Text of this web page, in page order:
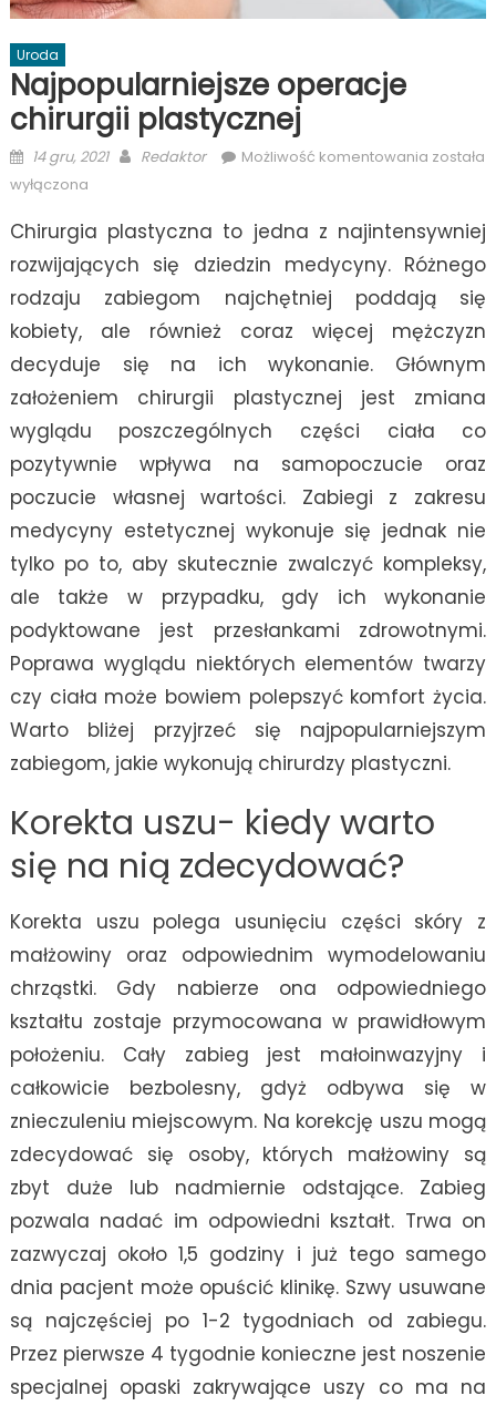
Uroda
Najpopularniejsze operacje
chirurgii plastycznej
Posted
on
14 gru, 2021 Author
Redaktor Możliwość komentowania została
wyłączona
Chirurgia plastyczna to jedna z najintensywniej
rozwijających się dziedzin medycyny. Różnego
rodzaju zabiegom najchętniej poddają się
kobiety, ale również coraz więcej mężczyzn
decyduje się na ich wykonanie. Głównym
założeniem chirurgii plastycznej jest zmiana
wyglądu poszczególnych części ciała co
pozytywnie wpływa na samopoczucie oraz
poczucie własnej wartości. Zabiegi z zakresu
medycyny estetycznej wykonuje się jednak nie
tylko po to, aby skutecznie zwalczyć kompleksy,
ale także w przypadku, gdy ich wykonanie
podyktowane jest przesłankami zdrowotnymi.
Poprawa wyglądu niektórych elementów twarzy
czy ciała może bowiem polepszyć komfort życia.
Warto bliżej przyjrzeć się najpopularniejszym
zabiegom, jakie wykonują chirurdzy plastyczni.
Korekta uszu- kiedy warto
się na nią zdecydować?
Korekta uszu polega usunięciu części skóry z
małżowiny oraz odpowiednim wymodelowaniu
chrząstki. Gdy nabierze ona odpowiedniego
kształtu zostaje przymocowana w prawidłowym
położeniu. Cały zabieg jest małoinwazyjny i
całkowicie bezbolesny, gdyż odbywa się w
znieczuleniu miejscowym. Na korekcję uszu mogą
zdecydować się osoby, których małżowiny są
zbyt duże lub nadmiernie odstające. Zabieg
pozwala nadać im odpowiedni kształt. Trwa on
zazwyczaj około 1,5 godziny i już tego samego
dnia pacjent może opuścić klinikę. Szwy usuwane
są najczęściej po 1-2 tygodniach od zabiegu.
Przez pierwsze 4 tygodnie konieczne jest noszenie
specjalnej opaski zakrywające uszy co ma na